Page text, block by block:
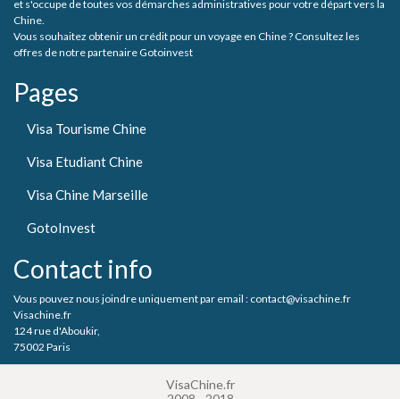
et s'occupe de toutes vos démarches administratives pour votre départ vers la
Chine.
Vous souhaitez obtenir un crédit pour un voyage en Chine ? Consultez les
offres de notre partenaire Gotoinvest
Pages
Visa Tourisme Chine
Visa Etudiant Chine
Visa Chine Marseille
GotoInvest
Contact info
Vous pouvez nous joindre uniquement par email : contact@visachine.fr
Visachine.fr
124 rue d'Aboukir,
75002 Paris
VisaChine.fr